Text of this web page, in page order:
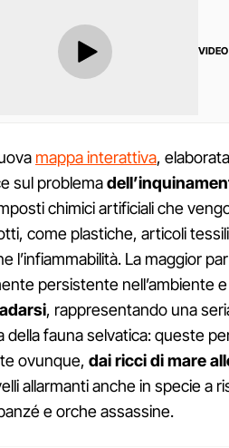
mappa interattiva,
sul problema
chimici artificiali che
come plastiche, articoli
l’infiammabilità. La maggior
persistente nell’ambiente
, rappresentando una
della fauna selvatica: queste
ovunque, dai ricci di mare
allarmanti anche in specie a
e orche assassine.